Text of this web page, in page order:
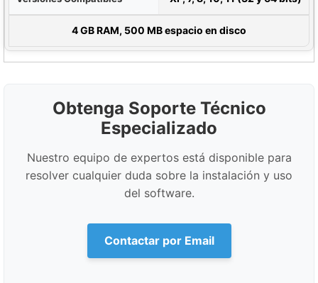
4 GB RAM, 500 MB espacio en disco
Obtenga Soporte Técnico
Especializado
Nuestro equipo de expertos está disponible para
resolver cualquier duda sobre la instalación y uso
del software.
Contactar por Email